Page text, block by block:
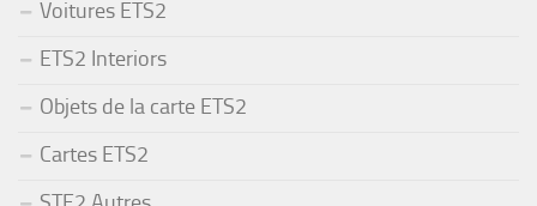
Voitures ETS2
ETS2 Interiors
Objets de la carte ETS2
Cartes ETS2